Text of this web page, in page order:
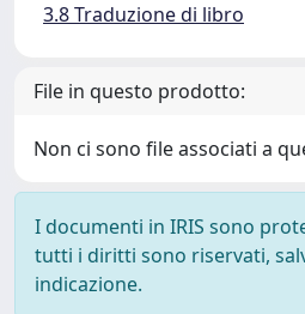
3.8 Traduzione di libro
File in questo prodotto:
Non ci sono file associati a
I documenti in IRIS sono
tutti i diritti sono riservati,
indicazione.